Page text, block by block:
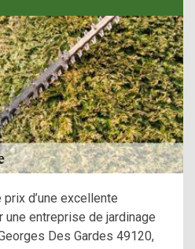
d’une excellente
entreprise de jardinage
Des Gardes 49120,